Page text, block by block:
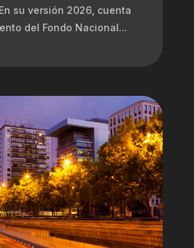
su versión 2026, cuenta
del Fondo Nacional...